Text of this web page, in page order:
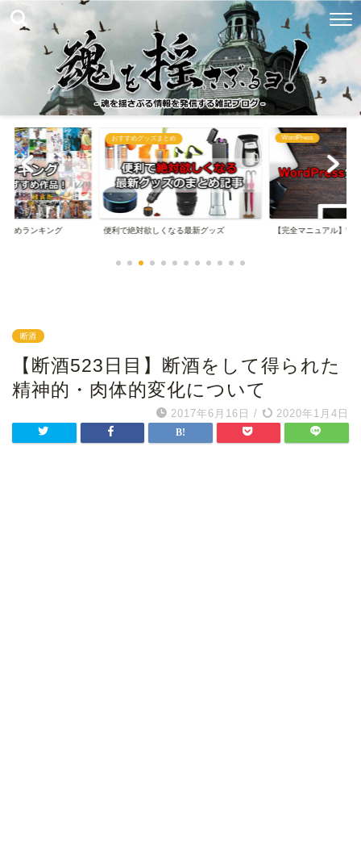
る最新グッズ
WordPress
【完全マニュアル】WordPressの始め方
ブログ関連まとめ
【完全マニュアル】は
断酒
【断酒523日目】断酒をして得られた
精神的・肉体的変化について
2017年6月16日 / 2020年1月4日